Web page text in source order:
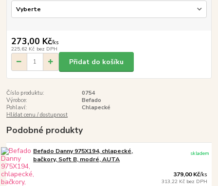
273,00 Kč/ks
225,62 Kč bez DPH
Přidat do košíku
Číslo produktu:
0754
Výrobce:
Befado
Pohlaví:
Chlapecké
Hlídat cenu / dostupnost
Podobné produkty
Befado Danny 975X194, chlapecké,
bačkory, Soft B, modré, AUTA
379,00 Kč/ks
313,22 Kč bez DPH
skladem